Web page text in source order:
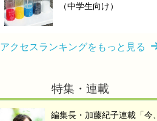
（中学生向け）
アクセスランキングをもっと見る
特集・連載
編集長・加藤紀子連載「今、